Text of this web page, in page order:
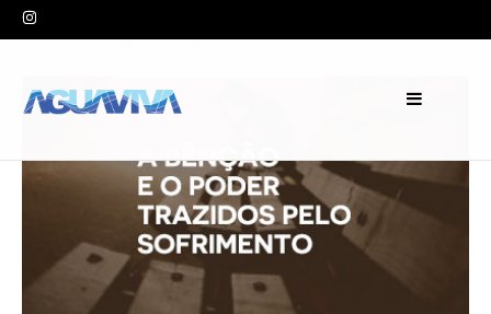
InPr. Ko Leave a comment